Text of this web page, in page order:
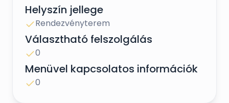
Helyszín jellege
Rendezvényterem
Választható felszolgálás
0
Menüvel kapcsolatos információk
0